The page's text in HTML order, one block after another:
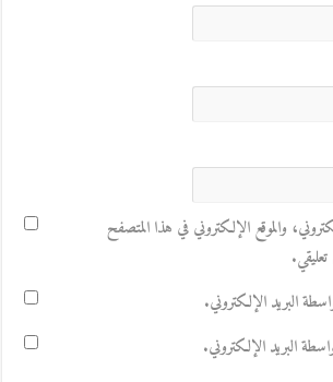
والموقع الإلكتروني في هذا المتصفح
تعليقي.
البريد الإلكتروني.
البريد الإلكتروني.